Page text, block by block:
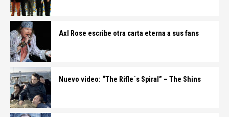
Axl Rose escribe otra carta eterna a sus fans
Nuevo video: “The Rifle´s Spiral” – The Shins